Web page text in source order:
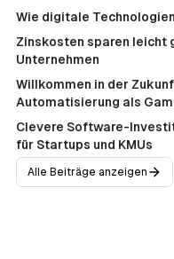
Wie digitale
Zinskosten sparen
Unternehmen
Willkommen in der
Automatisierung als
Clevere Software-
für Startups und KMUs
Alle Beiträge anzeigen